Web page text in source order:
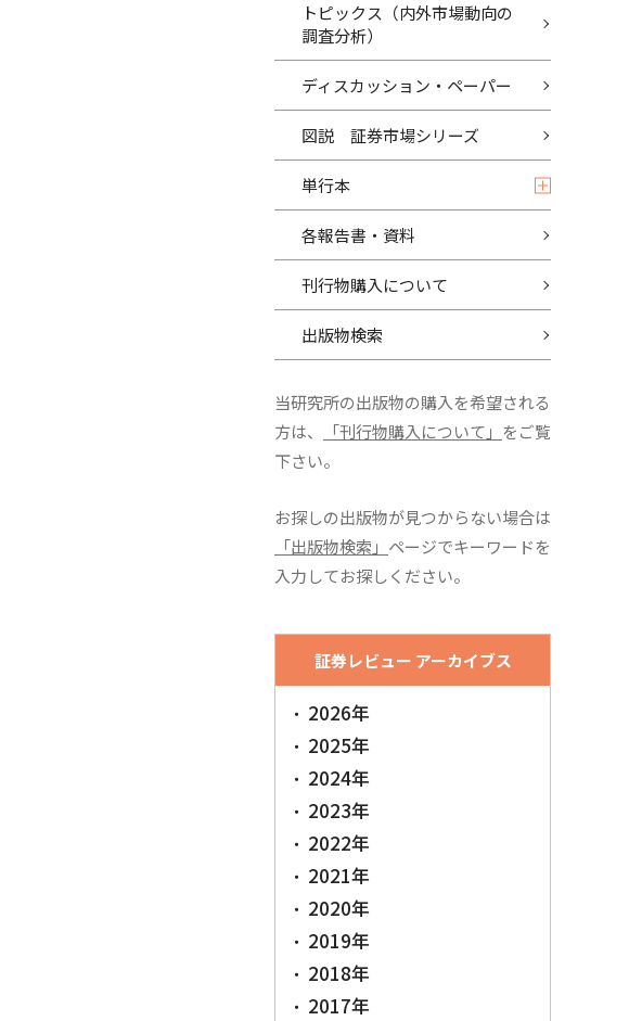
トピックス（内外市場動向の
調査分析）
ディスカッション・ペーパー
図説 証券市場シリーズ
単行本
各報告書・資料
刊行物購入について
出版物検索
当研究所の出版物の購入を希望される
方は、
「刊行物購入について」 をご覧
下さい。
お探しの出版物が見つからない場合は
「出版物検索」 ページでキーワードを
入力してお探しください。
証券レビュー アーカイブス
2026年
2025年
2024年
2023年
2022年
2021年
2020年
2019年
2018年
2017年